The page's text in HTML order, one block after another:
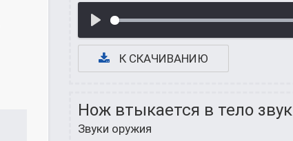
К СКАЧИВАНИЮ
Нож втыкается в тело звук
Звуки оружия